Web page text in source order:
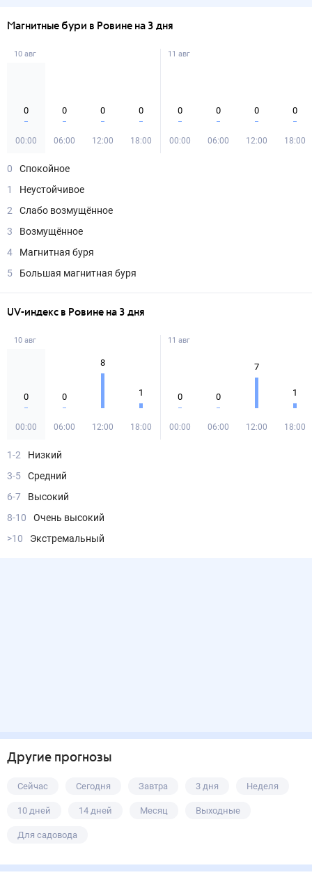
Магнитные бури в Ровине на 3 дня
10 авг
0
00:00
0
06:00
0
12:00
0
18:00
11 авг
0
00:00
0
06:00
0
12:00
0
18:00
0
Спокойное
1
Неустойчивое
2
Слабо возмущённое
3
Возмущённое
4
Магнитная буря
5
Большая магнитная буря
UV-индекс в Ровине на 3 дня
10 авг
0
00:00
0
06:00
8
12:00
1
18:00
11 авг
0
00:00
0
06:00
7
12:00
1
18:00
1-2
Низкий
3-5
Средний
6-7
Высокий
8-10
Очень высокий
>10
Экстремальный
Другие прогнозы
Сейчас Сегодня Завтра 3 дня Неделя
10 дней 14 дней Месяц Выходные
Для садовода